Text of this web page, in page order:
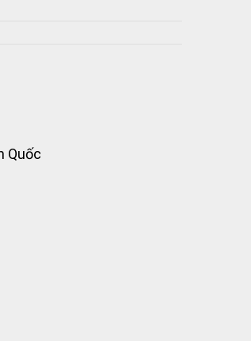
Quốc